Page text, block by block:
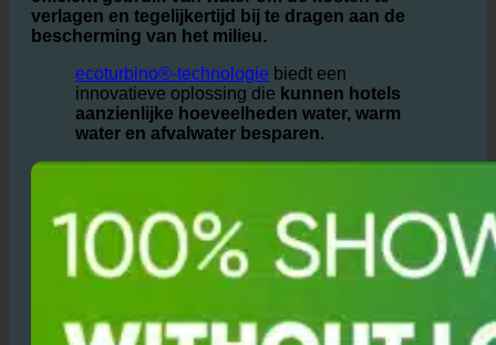
In dehoreca waar dagelijks grote hoeveelheden water
nodig zijn, staan operators voor de uitdaging om
efficiënt gebruik van water om de kosten te
verlagen en tegelijkertijd bij te dragen aan de
bescherming van het milieu.
ecoturbino®-technologiebiedt een
innovatieve oplossing die
aanzienlijke hoeveelheden water, warm